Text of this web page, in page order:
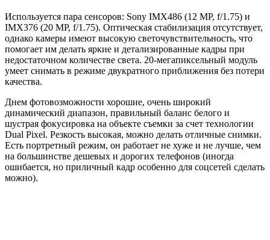
Используется пара сенсоров: Sony IMX486 (12 MP, f/1.75) и
IMX376 (20 MP, f/1.75). Оптическая стабилизация отсутствует,
однако камеры имеют высокую светочувствительность, что
помогает им делать яркие и детализированные кадры при
недостаточном количестве света. 20-мегапиксельный модуль
умеет снимать в режиме двукратного приближения без потери
качества.
Днем фотовозможности хорошие, очень широкий
динамический диапазон, правильный баланс белого и
шустрая фокусировка на объекте съемки за счет технологии
Dual Pixel. Резкость высокая, можно делать отличные снимки.
Есть портретный режим, он работает не хуже и не лучше, чем
на большинстве дешевых и дорогих телефонов (иногда
ошибается, но приличный кадр особенно для соцсетей сделать
можно).